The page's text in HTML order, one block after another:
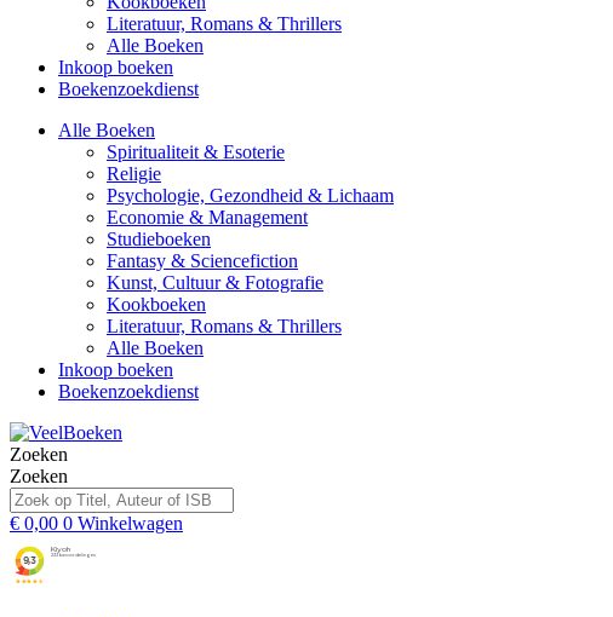
Literatuur, Romans & Thrillers
Alle Boeken
Inkoop boeken
Boekenzoekdienst
Alle Boeken
Spiritualiteit & Esoterie
Religie
Psychologie, Gezondheid & Lichaam
Economie & Management
Studieboeken
Fantasy & Sciencefiction
Kunst, Cultuur & Fotografie
Kookboeken
Literatuur, Romans & Thrillers
Alle Boeken
Inkoop boeken
Boekenzoekdienst
Zoeken
Zoeken
€ 0,00 0 Winkelwagen